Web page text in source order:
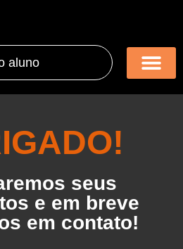
aluno
seus
e em breve
em contato!